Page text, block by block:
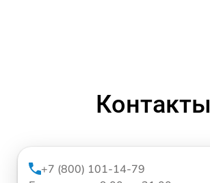
Контакты
+7 (800) 101-14-79